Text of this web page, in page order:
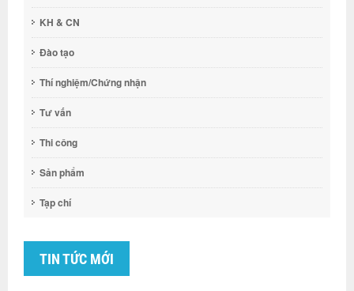
KH & CN
Đào tạo
Thí nghiệm/Chứng nhận
Tư vấn
Thi công
Sản phẩm
Tạp chí
TIN TỨC MỚI